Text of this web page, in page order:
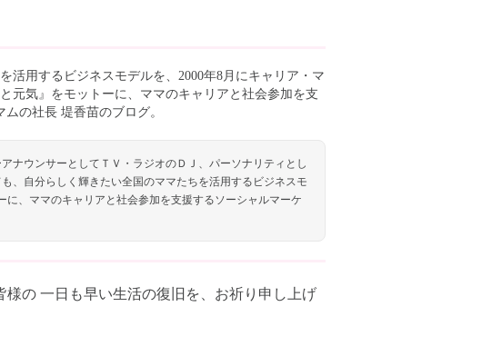
活用するビジネスモデルを、2000年8月にキャリア・マ
元気』をモットーに、ママのキャリアと社会参加を支
の社長 堤香苗のブログ。
ナウンサーとしてＴＶ・ラジオのＤＪ、パーソナリティとし
、自分らしく輝きたい全国のママたちを活用するビジネスモ
、ママのキャリアと社会参加を支援するソーシャルマーケ
の 一日も早い生活の復旧を、お祈り申し上げ